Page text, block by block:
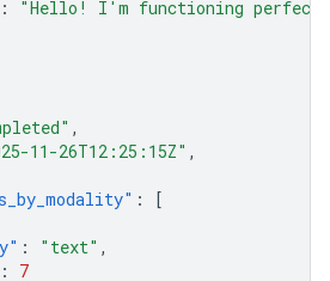
:
"Hello! I'm functioning
,
11-26T12:25:15Z" ,
:
[
: "text" ,
:
7